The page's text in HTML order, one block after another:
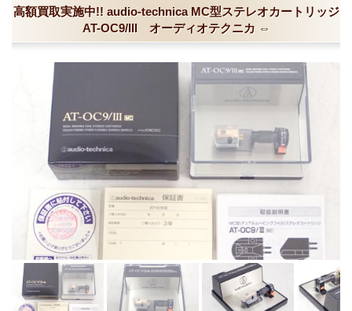
高額買取実施中!! audio-technica MC型ステレオカートリッジ
AT-OC9/III オーディオテクニカ ⇔